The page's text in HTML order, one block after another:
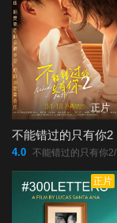
正片
不能错过的只有你2
4.0 不能错过的只有你2/
正片